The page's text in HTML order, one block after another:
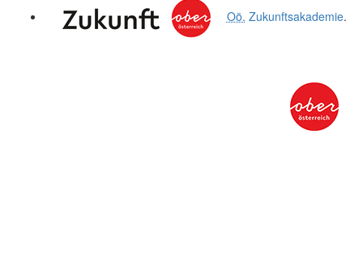
Oö. Zukunftsakademie.